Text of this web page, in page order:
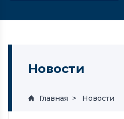
Новости
Главная Новости